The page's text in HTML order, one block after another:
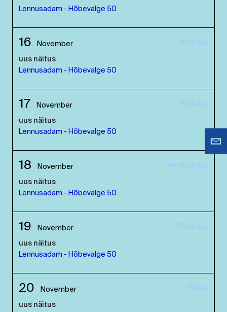
Lennusadam - Hõbevalge 50
16 November Monday
uus näitus
Lennusadam - Hõbevalge 50
17 November Tuesday
uus näitus
Lennusadam - Hõbevalge 50
18 November Wednesday
uus näitus
Lennusadam - Hõbevalge 50
19 November Thursday
uus näitus
Lennusadam - Hõbevalge 50
20 November Friday
uus näitus